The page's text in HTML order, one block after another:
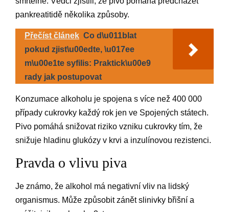
pankreatitidě několika způsoby.
Přečíst článek Co d\u011blat
pokud zjist\u00edte, \u017ee
m\u00e1te syfilis: Praktick\u00e9
rady jak postupovat
Konzumace alkoholu je spojena s více než 400 000
případy cukrovky každý rok jen ve Spojených státech.
Pivo pomáhá snižovat riziko vzniku cukrovky tím, že
snižuje hladinu glukózy v krvi a inzulínovou rezistenci.
Pravda o vlivu piva
Je známo, že alkohol má negativní vliv na lidský
organismus. Může způsobit zánět slinivky břišní a